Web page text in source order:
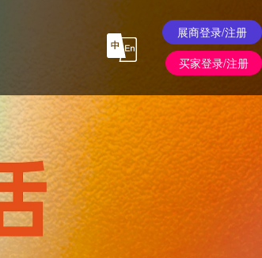
展商登录/注册
买家登录/注册